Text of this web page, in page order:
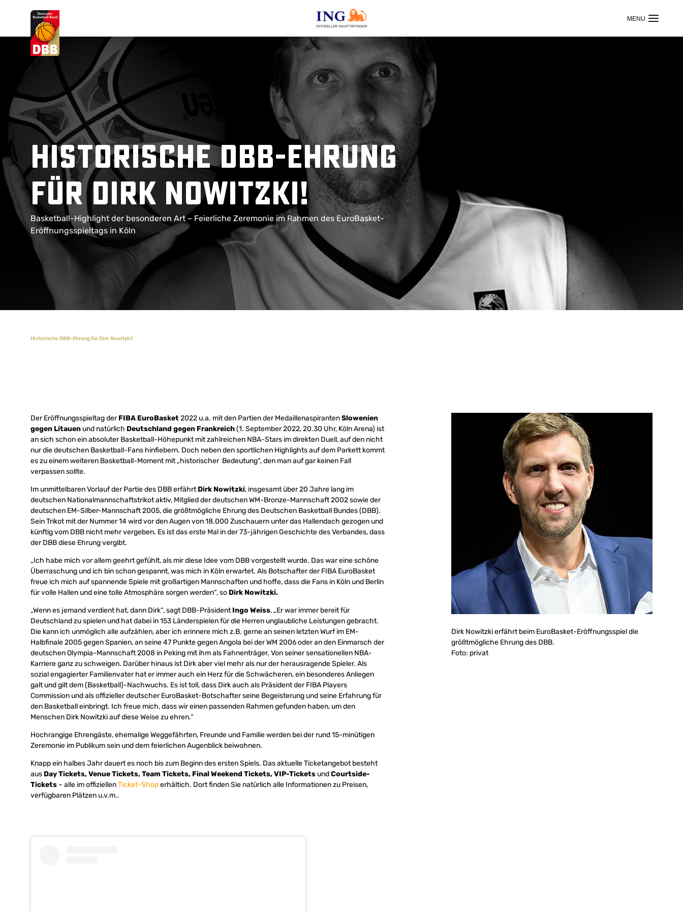
OFFIZIELLER HAUPTSPONSOR
Suchvorschläge
Lorem Ipsum
Amet Valputo
Historische DBB-Ehrung
für Dirk Nowitzki!
Basketball-Highlight der besonderen Art – Feierliche Zeremonie im Rahmen des EuroBasket-
Eröffnungsspieltags in Köln
Historische DBB-Ehrung für Dirk Nowitzki!
Der Eröffnungsspieltag derFIBA EuroBasket2022 u.a. mit den Partien der MedaillenaspirantenSlowenien
gegen Litauen und natürlich Deutschland gegen Frankreich(1. September 2022, 20.30 Uhr, Köln Arena) ist
an sich schon ein absoluter Basketball-Höhepunkt mit zahlreichen NBA-Stars im direkten Duell, auf den nicht
nur die deutschen Basketball-Fans hinfiebern. Doch neben den sportlichen Highlights auf dem Parkett kommt
es zu einem weiteren Basketball-Moment mit „historischer Bedeutung“, den man auf gar keinen Fall
verpassen sollte.
Im unmittelbaren Vorlauf der Partie des DBB erfährtDirk Nowitzki, insgesamt über 20 Jahre lang im
deutschen Nationalmannschaftstrikot aktiv, Mitglied der deutschen WM-Bronze-Mannschaft 2002 sowie der
deutschen EM-Silber-Mannschaft 2005, die größtmögliche Ehrung des Deutschen Basketball Bundes (DBB).
Sein Trikot mit der Nummer 14 wird vor den Augen von 18.000 Zuschauern unter das Hallendach gezogen und
künftig vom DBB nicht mehr vergeben. Es ist das erste Mal in der 73-jährigen Geschichte des Verbandes, dass
der DBB diese Ehrung vergibt.
„Ich habe mich vor allem geehrt gefühlt, als mir diese Idee vom DBB vorgestellt wurde. Das war eine schöne
Überraschung und ich bin schon gespannt, was mich in Köln erwartet. Als Botschafter der FIBA EuroBasket
freue ich mich auf spannende Spiele mit großartigen Mannschaften und hoffe, dass die Fans in Köln und Berlin
für volle Hallen und eine tolle Atmosphäre sorgen werden“, so Dirk Nowitzki.
„Wenn es jemand verdient hat, dann Dirk“, sagt DBB-PräsidentIngo Weiss, „Er war immer bereit für
Deutschland zu spielen und hat dabei in 153 Länderspielen für die Herren unglaubliche Leistungen gebracht.
Die kann ich unmöglich alle aufzählen, aber ich erinnere mich z.B. gerne an seinen letzten Wurf im EM-
Halbfinale 2005 gegen Spanien, an seine 47 Punkte gegen Angola bei der WM 2006 oder an den Einmarsch der
deutschen Olympia-Mannschaft 2008 in Peking mit ihm als Fahnenträger. Von seiner sensationellen NBA-
Karriere ganz zu schweigen. Darüber hinaus ist Dirk aber viel mehr als nur der herausragende Spieler. Als
sozial engagierter Familienvater hat er immer auch ein Herz für die Schwächeren, ein besonderes Anliegen
galt und gilt dem (Basketball)-Nachwuchs. Es ist toll, dass Dirk auch als Präsident der FIBA Players
Commission und als offizieller deutscher EuroBasket-Botschafter seine Begeisterung und seine Erfahrung für
den Basketball einbringt. Ich freue mich, dass wir einen passenden Rahmen gefunden haben, um den
Menschen Dirk Nowitzki auf diese Weise zu ehren.“
Hochrangige Ehrengäste, ehemalige Weggefährten, Freunde und Familie werden bei der rund 15-minütigen
Zeremonie im Publikum sein und dem feierlichen Augenblick beiwohnen.
Knapp ein halbes Jahr dauert es noch bis zum Beginn des ersten Spiels. Das aktuelle Ticketangebot besteht
aus Day Tickets, Venue Tickets, Team Tickets, Final Weekend Tickets, VIP-Tickets undCourtside-
Tickets – alle im offiziellenTicket-Shoperhältich. Dort finden Sie natürlich alle Informationen zu Preisen,
verfügbaren Plätzen u.v.m..
Dirk Nowitzki erfährt beim EuroBasket-Eröffnungsspiel die
größtmögliche Ehrung des DBB.
Foto: privat